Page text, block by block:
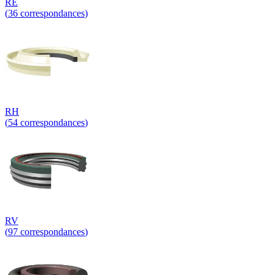
(36 correspondances)
RH
(54 correspondances)
RV
(97 correspondances)